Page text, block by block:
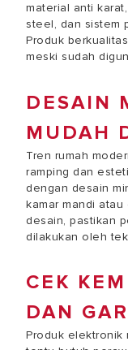
material anti
steel, dan sistem
Produk
meski sudah
DESAIN
MUDAH
Tren rumah
ramping dan
dengan desain
kamar mandi
desain, pastikan
dilakukan oleh
CEK
DAN
Produk elektronik